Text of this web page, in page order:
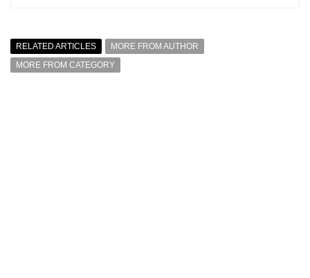
RELATED ARTICLES
MORE FROM AUTHOR
MORE FROM CATEGORY